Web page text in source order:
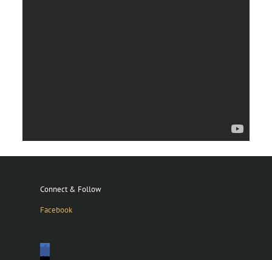
Connect & Follow
Facebook